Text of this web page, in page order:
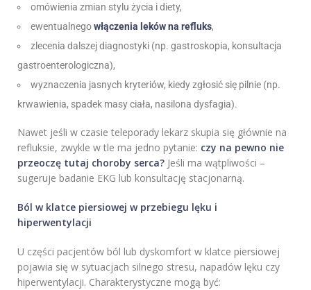
omówienia zmian stylu życia i diety,
ewentualnegowłączenia leków na refluks,
zlecenia dalszej diagnostyki (np. gastroskopia, konsultacja
gastroenterologiczna),
wyznaczenia jasnych kryteriów, kiedy zgłosić się pilnie (np.
krwawienia, spadek masy ciała, nasilona dysfagia).
Nawet jeśli w czasie teleporady lekarz skupia się głównie na
refluksie, zwykle w tle ma jedno pytanie: czy na pewno nie
przeoczę tutaj choroby serca? Jeśli ma wątpliwości –
sugeruje badanie EKG lub konsultację stacjonarną.
Ból w klatce piersiowej w przebiegu lęku i
hiperwentylacji
U części pacjentów ból lub dyskomfort w klatce piersiowej
pojawia się w sytuacjach silnego stresu, napadów lęku czy
hiperwentylacji. Charakterystyczne mogą być: